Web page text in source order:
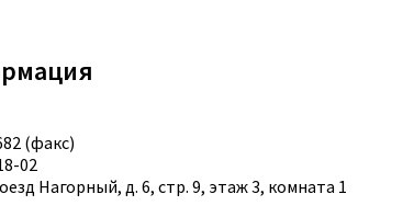
(факс)
02
Нагорный, д. 6, стр. 9, этаж 3, комната 1